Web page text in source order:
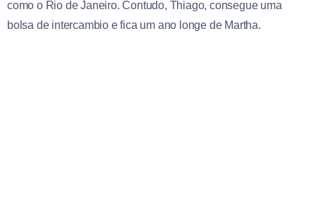
como o Rio de Janeiro. Contudo, Thiago, consegue uma
bolsa de intercambio e fica um ano longe de Martha.